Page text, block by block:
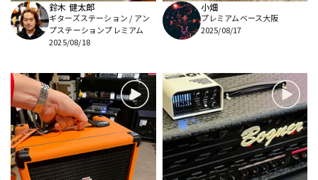
鈴木 健太郎
ギターズステーション / アン
プステーションプレミアム
2025/08/18
小畑
プレミアムベース大阪
2025/08/17